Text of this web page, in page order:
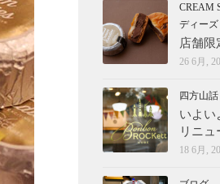
CREAM
ディーズ
店舗限
26 6月,
四方山話
いよい
リニ
18 6月,